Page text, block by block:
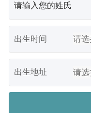
出生时间
出生地址